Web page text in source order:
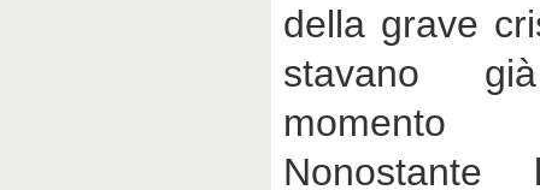
della grave
stavano
momento